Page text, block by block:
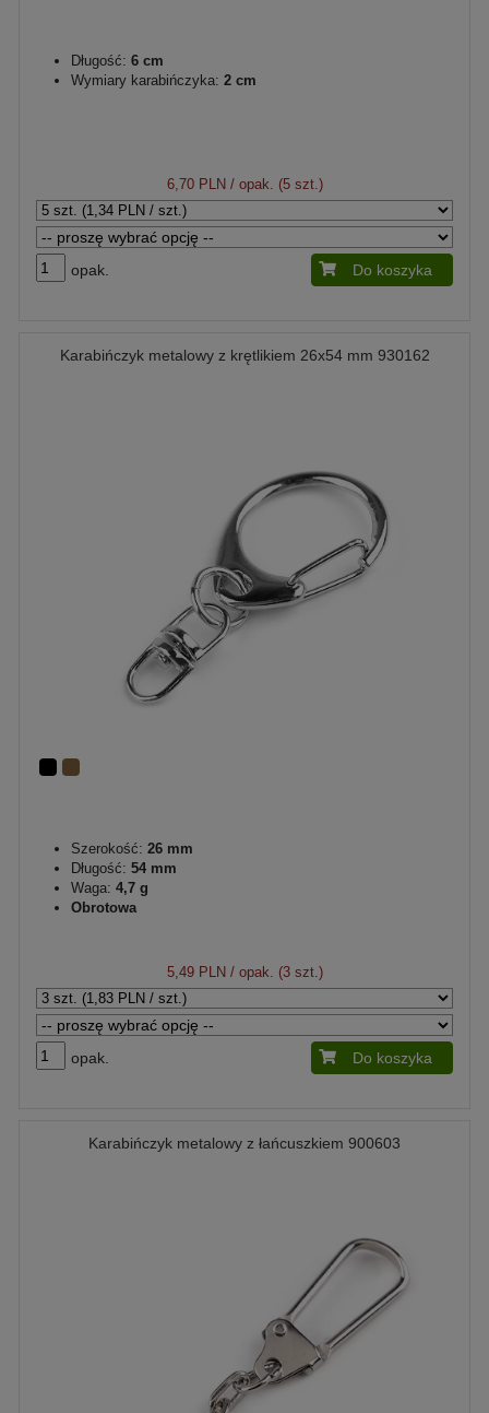
Długość: 6 cm
Wymiary karabińczyka: 2 cm
6,70 PLN / opak. (5 szt.)
opak. Do koszyka
Karabińczyk metalowy z krętlikiem 26x54 mm 930162
Szerokość: 26 mm
Długość: 54 mm
Waga: 4,7 g
Obrotowa
5,49 PLN/ opak. (3 szt.)
opak. Do koszyka
Karabińczyk metalowy z łańcuszkiem 900603